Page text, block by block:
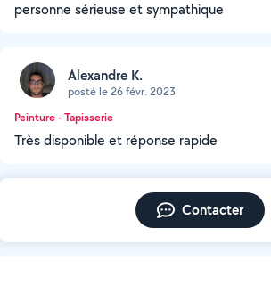
personne sérieuse et sympathique
Alexandre K.
posté le 26 févr. 2023
Peinture - Tapisserie
Très disponible et réponse rapide
Contacter